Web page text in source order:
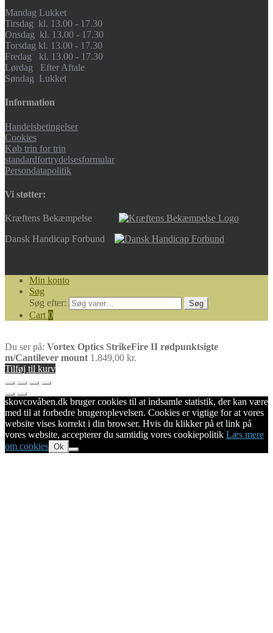
Mandag Lukket
Tirsdag kl. 13.00 - 17.30
Onsdag kl. 13.00 - 17.30
Torsdag kl. 13.00 - 17.30
Fredag kl. 13.00 - 17.30
Lørdag Efter Aftale
Søndag Lukket
Information
Handelsbetingelser
Cookies
Køb trin for trin
standardfortrydelsesformular
Persondatapolitik
Vi støtter:
Kræftens Bekæmpelse
Dansk Handicap Forbund
Min konto
Søg
Søg efter:
Søg
Cart 0
Du ser på: Vortex Optics StrikeFire II rødpunktsigte
m/Cantilever mount 1.849,00 kr.
Tilføj til kurv
skovcovåben.dk bruger cookies til at indsamle statistik, der kan være
med til at forbedre brugeroplevelsen. Cookies er vigtige for at vores
website vises korrekt i din browser. Hvis du klikker på et link på
vores website, accepterer du samtidig vores cookiepolitik Læs mere
om cookies Ok